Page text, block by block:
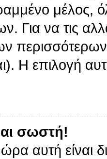
μέλος,
Για να τις
περισσότερων
Η επιλογή
σωστή!
ώρα αυτή είναι